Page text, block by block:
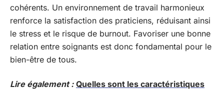
cohérents. Un environnement de travail harmonieux
renforce la satisfaction des praticiens, réduisant ainsi
le stress et le risque de burnout. Favoriser une bonne
relation entre soignants est donc fondamental pour le
bien-être de tous.
Lire également : Quelles sont les caractéristiques